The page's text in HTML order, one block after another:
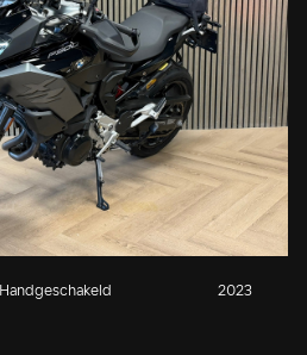
Handgeschakeld 2023